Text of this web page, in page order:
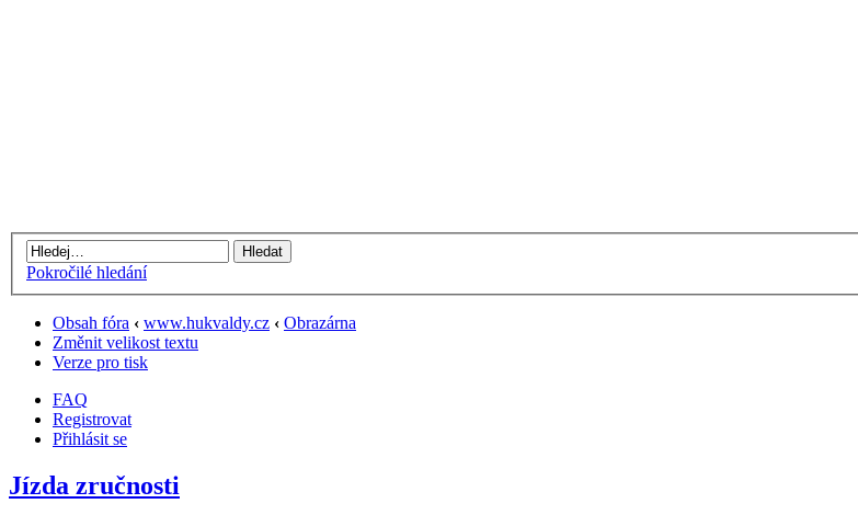
Pokročilé hledání
Obsah fóra ‹ www.hukvaldy.cz ‹ Obrazárna
Změnit velikost textu
Verze pro tisk
FAQ
Registrovat
Přihlásit se
Jízda zručnosti